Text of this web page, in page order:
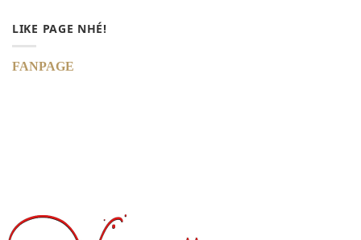
LIKE PAGE NHÉ!
FANPAGE